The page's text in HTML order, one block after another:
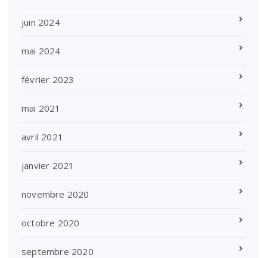
juin 2024
mai 2024
février 2023
mai 2021
avril 2021
janvier 2021
novembre 2020
octobre 2020
septembre 2020